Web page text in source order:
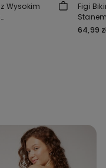
Wysokim
z
Figi
64,99